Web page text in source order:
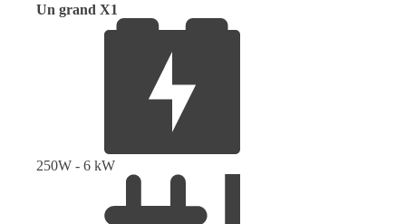
Un grand X1
250W - 6 kW